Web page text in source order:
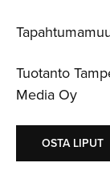
Tuotanto
Media Oy
OSTA LIPUT